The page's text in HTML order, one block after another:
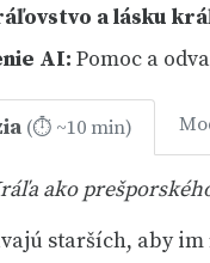
a lásku
AI: Pomoc a
(⏱ ~10 min)
ako
starších, aby